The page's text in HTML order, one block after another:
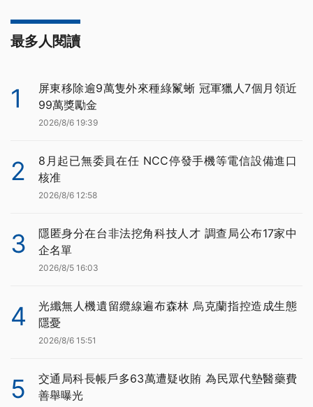
最多人閱讀
1
屏東移除逾9萬隻外來種綠鬣蜥 冠軍獵人7個月領近
99萬獎勵金
2026/8/6 19:39
2
8月起已無委員在任 NCC停發手機等電信設備進口
核准
2026/8/6 12:58
3
隱匿身分在台非法挖角科技人才 調查局公布17家中
企名單
2026/8/5 16:03
4
光纖無人機遺留纜線遍布森林 烏克蘭指控造成生態
隱憂
2026/8/6 15:51
5
交通局科長帳戶多63萬遭疑收賄 為民眾代墊醫藥費
善舉曝光